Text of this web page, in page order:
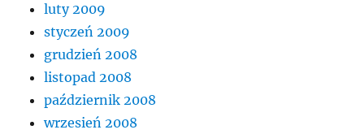
luty 2009
styczeń 2009
grudzień 2008
listopad 2008
październik 2008
wrzesień 2008